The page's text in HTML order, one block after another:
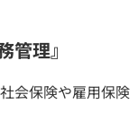
理』
会保険や雇用保険